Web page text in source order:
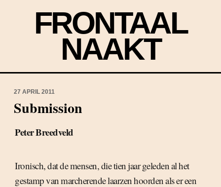
FRONTAAL
NAAKT
27 APRIL 2011
Submission
Peter Breedveld
Ironisch, dat de mensen, die tien jaar geleden al het
gestamp van marcherende laarzen hoorden als er een